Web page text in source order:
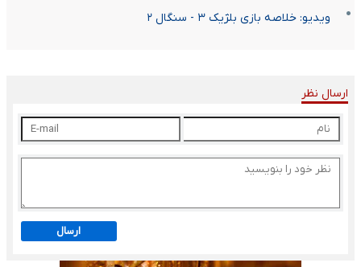
ویدیو: خلاصه بازی بلژیک ۳ - سنگال ۲
ارسال نظر
ارسال